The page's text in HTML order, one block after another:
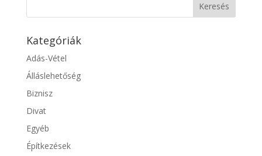
Kategóriák
Adás-Vétel
Álláslehetőség
Biznisz
Divat
Egyéb
Építkezések